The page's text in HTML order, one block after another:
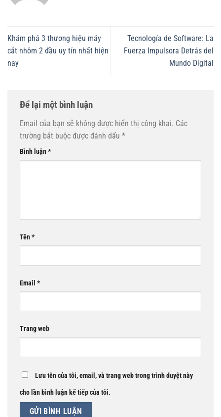
Khám phá 3 thương hiệu máy
cắt nhôm 2 đầu uy tín nhất hiện
nay
Tecnología de Software: La
Fuerza Impulsora Detrás del
Mundo Digital
Để lại một bình luận
Email của bạn sẽ không được hiển thị công khai. Các
trường bắt buộc được đánh dấu *
Bình luận*
Tên*
Email *
Trang web
Lưu tên của tôi, email, và trang web trong trình duyệt này
cho lần bình luận kế tiếp của tôi.